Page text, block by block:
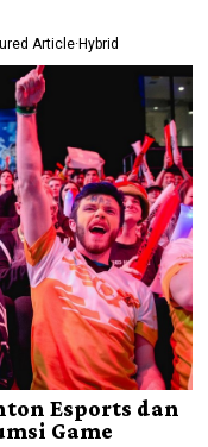
Article·Hybrid
Esports dan
Game